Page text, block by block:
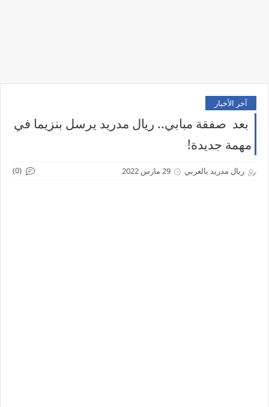
آخر الأخبار
بعد صفقة مبابي.. ريال مدريد يرسل بنزيما في
مهمة جديدة!
ريال مدريد بالعربي 29 مارس 2022 (0)